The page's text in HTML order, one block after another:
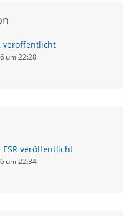
veröffentlicht
um 22:28
veröffentlicht
um 22:34